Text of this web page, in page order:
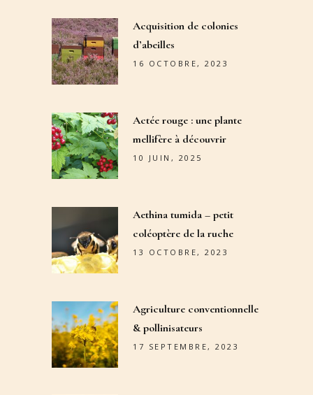
Acquisition de colonies
d’abeilles
16 OCTOBRE, 2023
Actée rouge : une plante
mellifère à découvrir
10 JUIN, 2025
Aethina tumida – petit
coléoptère de la ruche
13 OCTOBRE, 2023
Agriculture conventionnelle
& pollinisateurs
17 SEPTEMBRE, 2023